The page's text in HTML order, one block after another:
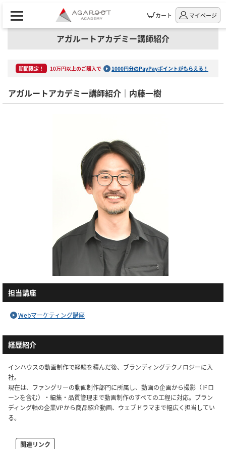
カート マイページ
アガルートアカデミー講師紹介
期間限定！ 10万円以上のご購入で 1000円分のPayPayポイントがもらえる！
アガルートアカデミー講師紹介｜内藤一樹
担当講座
Webマーケティング講座
経歴紹介
インハウスの動画制作で経験を積んだ後、ブランディングテクノロジーに入
社。
現在は、ファングリーの動画制作部門に所属し、動画の企画から撮影（ドロ
ーンを含む）・編集・品質管理まで動画制作のすべての工程に対応。ブラン
ディング軸の企業VPから商品紹介動画、ウェブドラマまで幅広く担当してい
る。
関連リンク